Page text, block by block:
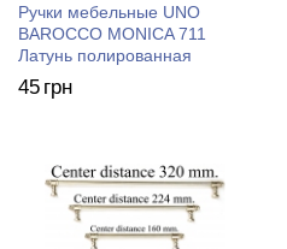
Ручки мебельные UNO
BAROCCO MONICA 711
Латунь полированная
45 грн